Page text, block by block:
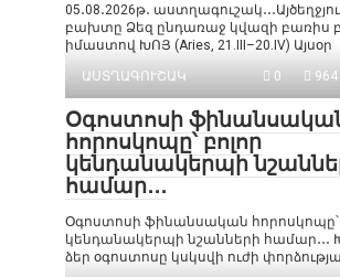
05․08․2026թ․
բախտը Ձեզ ընդառաջ կվազի բառիս
իմաստով ԽՈՅ (Aries, 21.III–20.IV) Այսօր
ԱՍՏՂԱԳՈՒՇԱԿ
0
Օգոստոսի
հորոսկոպը՝ բոլոր
կենդանակերպի
համար․․․
Օգոստոսի ֆինանսական հորոսկոպը՝
կենդանակերպի նշանների համար․․․
ձեր օգոստոսը կսկսվի ուժի